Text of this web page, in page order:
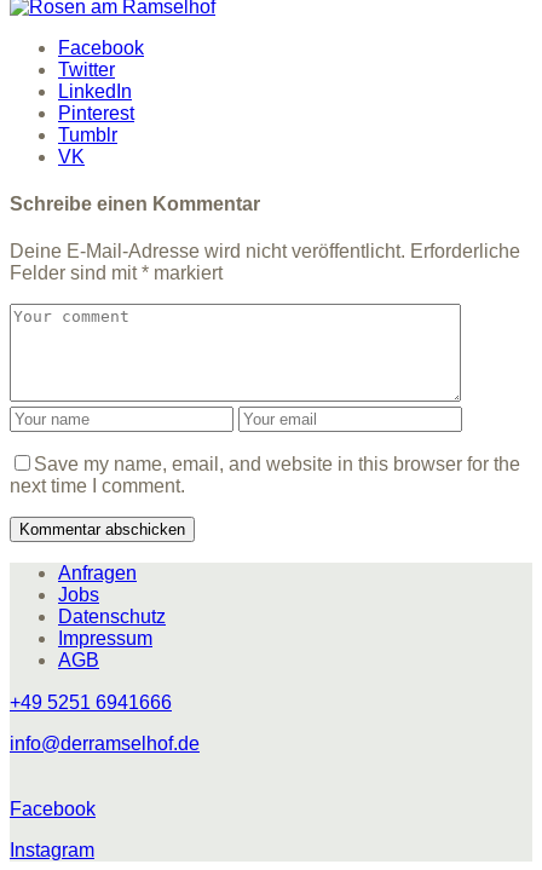
Facebook
Twitter
LinkedIn
Pinterest
Tumblr
VK
Schreibe einen Kommentar
Deine E-Mail-Adresse wird nicht veröffentlicht. Erforderliche
Felder sind mit* markiert
Save my name, email, and website in this browser for the
next time I comment.
Anfragen
Jobs
Datenschutz
Impressum
AGB
+49 5251 6941666
info@derramselhof.de
Facebook
Instagram